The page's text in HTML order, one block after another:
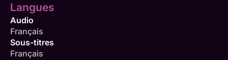
Langues
Audio
Français
Sous-titres
Français